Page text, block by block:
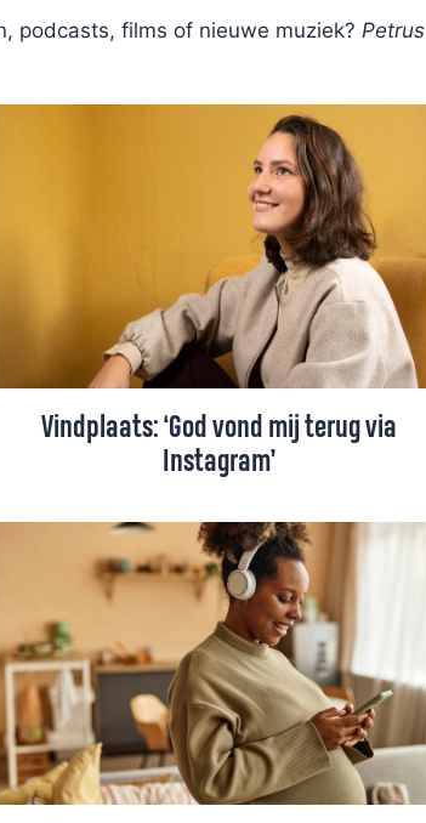
podcasts, films of nieuwe muziek? Petrus
Vindplaats: ‘God vond mij terug via
Instagram’
In een periode dat journalist Lianne
Verberkmoes (27) niet zo lekker in haar vel
zat, stuitte ze via de socials op een bericht
dat haar raakte.